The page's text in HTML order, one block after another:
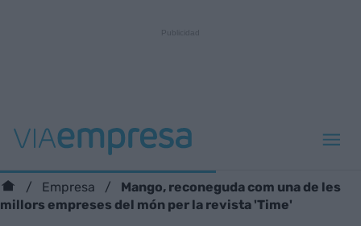
Empresa
Mango, reconeguda com una de les
millors empreses del món per la revista 'Time'